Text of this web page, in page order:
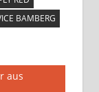
BAMBERG
aus